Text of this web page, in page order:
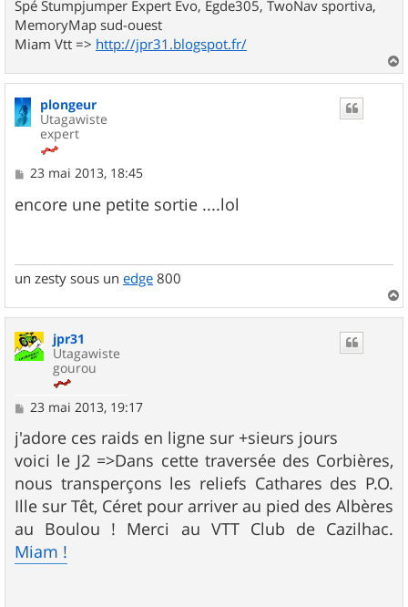
Spé Stumpjumper Expert Evo, Egde305, TwoNav sportiva,
MemoryMap sud-ouest
Miam Vtt => http://jpr31.blogspot.fr/
a
plongeur
Utagawiste
expert
M
s
s
23 mai 2013, 18:45
encore une petite sortie ....lol
un zesty sous un edge 800
a
jpr31
Utagawiste
gourou
M
s
s
a
g
e
23 mai 2013, 19:17
j'adore ces raids en ligne sur +sieurs jours
voici le J2 =>Dans cette traversée des Corbières,
nous transperçons les reliefs Cathares des P.O.
Ille sur Têt, Céret pour arriver au pied des Albères
au Boulou ! Merci au VTT Club de Cazilhac.
Miam !